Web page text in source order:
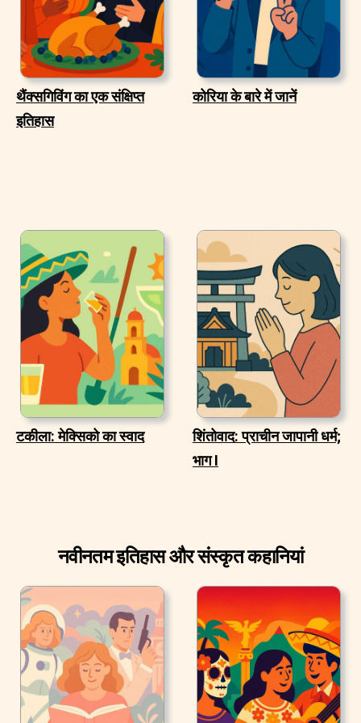
थैंक्सगिविंग का एक संक्षिप्त
इतिहास
कोरिया के बारे में जानें
टकीला: मेक्सिको का स्वाद
शिंतोवाद: प्राचीन जापानी धर्म;
भाग I
नवीनतम इतिहास और संस्कृत कहानियां